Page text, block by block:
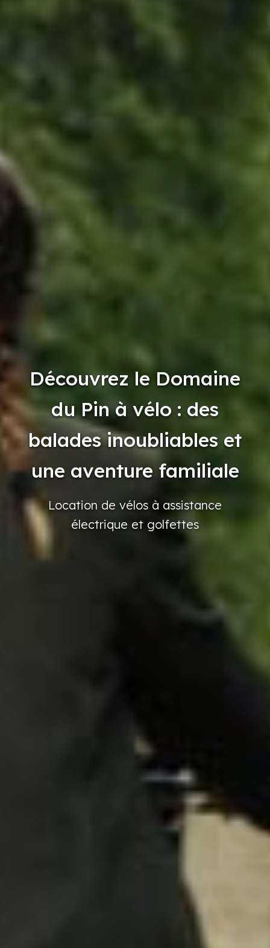
Découvrez le Domaine
du Pin à vélo : des
balades inoubliables et
une aventure familiale
Location de vélos à assistance
électrique et golfettes